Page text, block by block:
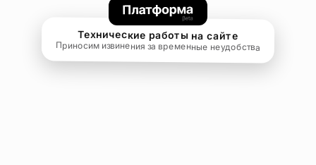
Технические работы на сайте
Приносим извинения за временные неудобства